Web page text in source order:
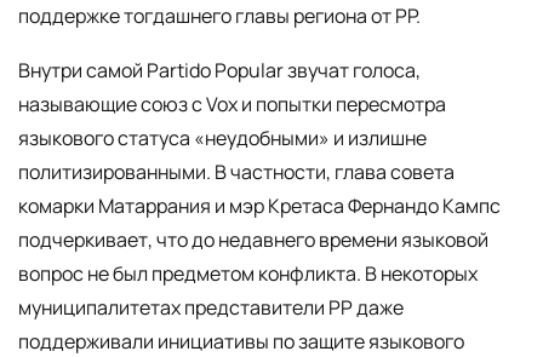
поддержке тогдашнего главы региона от PP.
Внутри самой Partido Popular звучат голоса,
называющие союз с Vox и попытки пересмотра
языкового статуса «неудобными» и излишне
политизированными. В частности, глава совета
комарки Матаррания и мэр Кретаса Фернандо Кампс
подчеркивает, что до недавнего времени языковой
вопрос не был предметом конфликта. В некоторых
муниципалитетах представители PP даже
поддерживали инициативы по защите языкового